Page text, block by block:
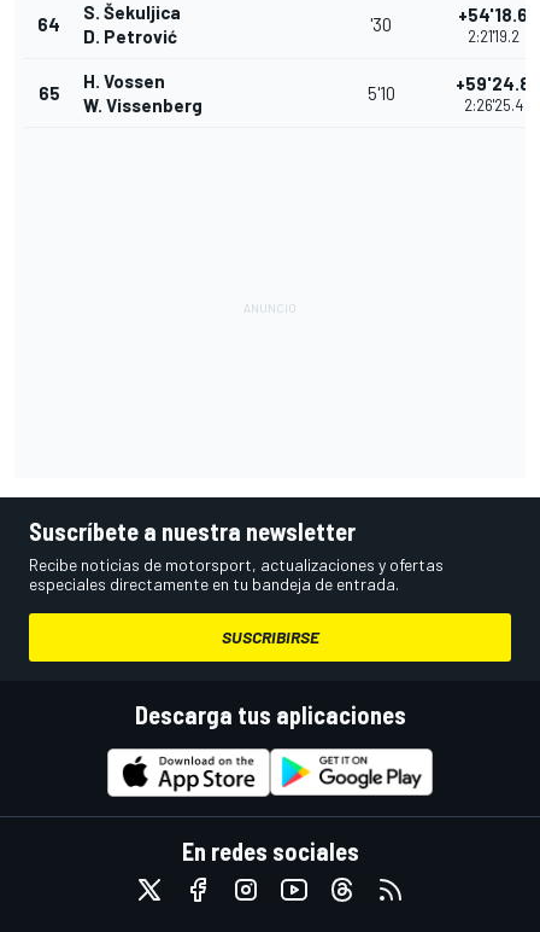
64
S. Šekuljica
D. Petrović
'30 +54'18.6
2:21'19.2
65
H. Vossen
W. Vissenberg
5'10 +59'24.8
2:26'25.4
Suscríbete a nuestra newsletter
Recibe noticias de motorsport, actualizaciones y ofertas
especiales directamente en tu bandeja de entrada.
SUSCRIBIRSE
Descarga tus aplicaciones
En redes sociales